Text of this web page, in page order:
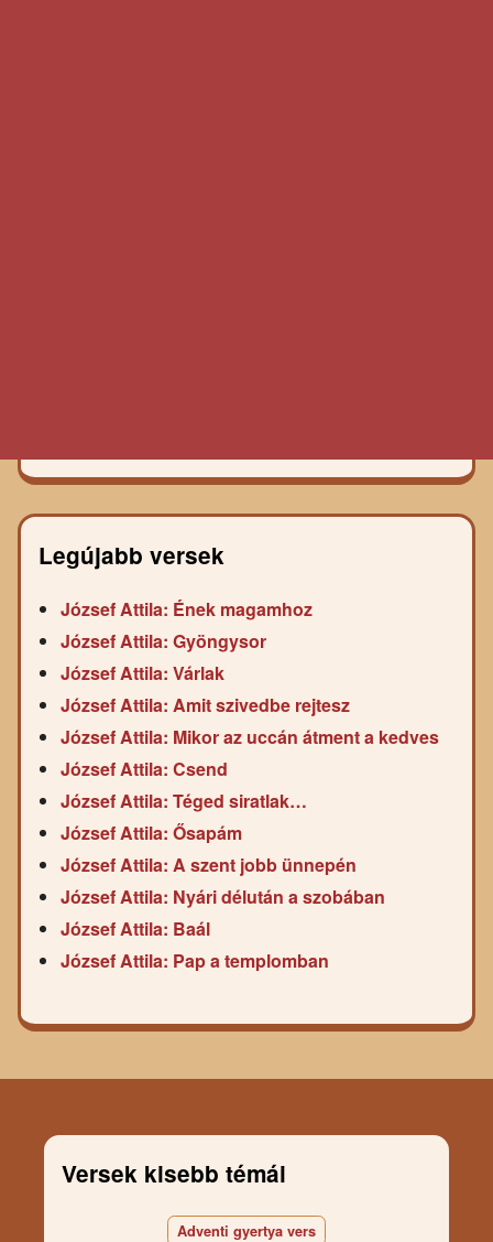
Legújabb versek
József Attila: Ének magamhoz
József Attila: Gyöngysor
József Attila: Várlak
József Attila: Amit szivedbe rejtesz
József Attila: Mikor az uccán átment a kedves
József Attila: Csend
József Attila: Téged siratlak…
József Attila: Ősapám
József Attila: A szent jobb ünnepén
József Attila: Nyári délután a szobában
József Attila: Baál
József Attila: Pap a templomban
Versek kisebb témái
Adventi gyertya vers